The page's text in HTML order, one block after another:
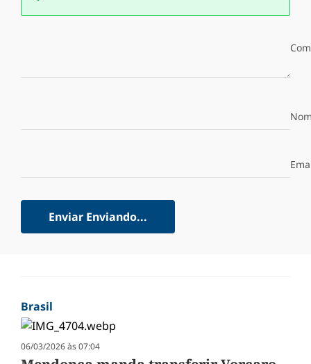
Enviar Enviando...
Brasil
06/03/2026 às 07:04